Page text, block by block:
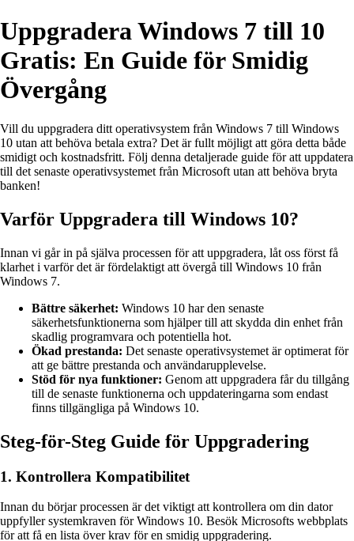
Uppgradera Windows 7 till 10
Gratis: En Guide för Smidig
Övergång
Vill du uppgradera ditt operativsystem från Windows 7 till Windows
10 utan att behöva betala extra? Det är fullt möjligt att göra detta både
smidigt och kostnadsfritt. Följ denna detaljerade guide för att uppdatera
till det senaste operativsystemet från Microsoft utan att behöva bryta
banken!
Varför Uppgradera till Windows 10?
Innan vi går in på själva processen för att uppgradera, låt oss först få
klarhet i varför det är fördelaktigt att övergå till Windows 10 från
Windows 7.
Bättre säkerhet: Windows 10 har den senaste
säkerhetsfunktionerna som hjälper till att skydda din enhet från
skadlig programvara och potentiella hot.
Ökad prestanda: Det senaste operativsystemet är optimerat för
att ge bättre prestanda och användarupplevelse.
Stöd för nya funktioner: Genom att uppgradera får du tillgång
till de senaste funktionerna och uppdateringarna som endast
finns tillgängliga på Windows 10.
Steg-för-Steg Guide för Uppgradering
1. Kontrollera Kompatibilitet
Innan du börjar processen är det viktigt att kontrollera om din dator
uppfyller systemkraven för Windows 10. Besök Microsofts webbplats
för att få en lista över krav för en smidig uppgradering.